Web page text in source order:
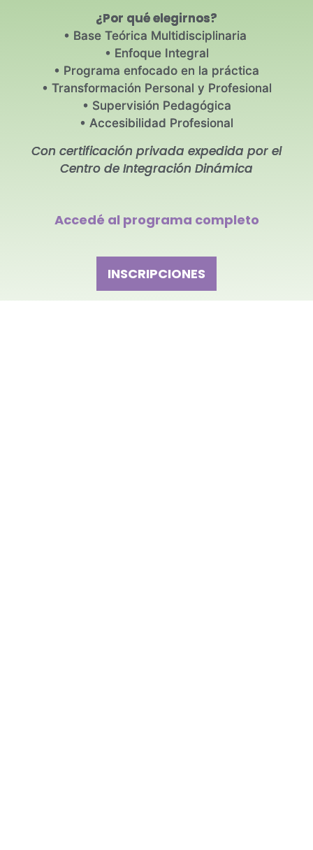
¿Por qué elegirnos?
• Base Teórica Multidisciplinaria
• Enfoque Integral
• Programa enfocado en la práctica
• Transformación Personal y Profesional
• Supervisión Pedagógica
• Accesibilidad Profesional
Con certificación privada expedida por el
Centro de Integración Dinámica
Accedé al programa completo
INSCRIPCIONES